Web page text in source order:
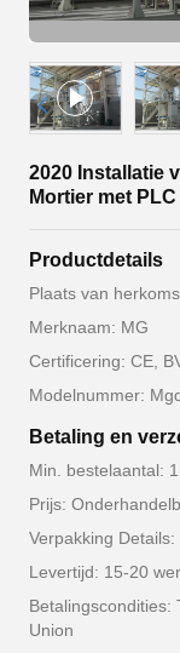
2020 Installatie
Mortier met
Productdetails
Plaats van
Merknaam: MG
Certificering: CE,
Modelnummer:
Betaling en
Min. bestelaantal:
Prijs:
Verpakking
Levertijd: 15-20
Betalingscondities:
Union